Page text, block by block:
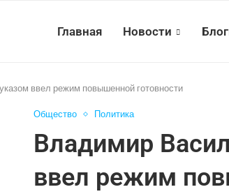
Главная Новости
ввел режим повышенной готовности
Общество Политика
Владимир
ввел режим